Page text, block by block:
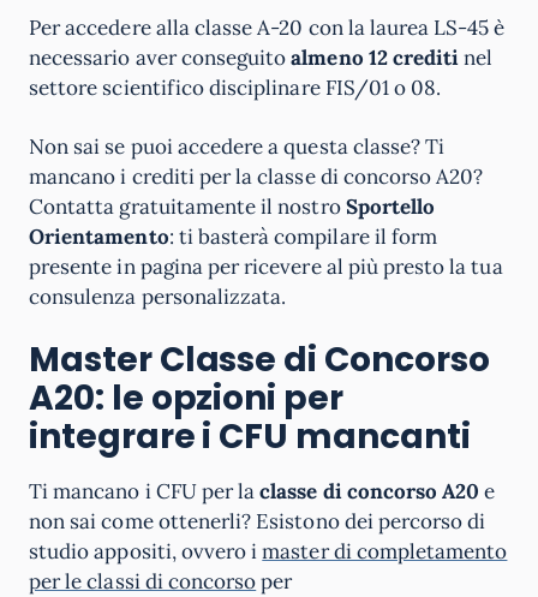
Per accedere alla classe A-20 con la laurea LS-45 è
necessario aver conseguitoalmeno 12 creditinel
settore scientifico disciplinare FIS/01 o 08.
Non sai se puoi accedere a questa classe? Ti
mancano i crediti per la classe di concorso A20?
Contatta gratuitamente il nostroSportello
Orientamento: ti basterà compilare il form
presente in pagina per ricevere al più presto la tua
consulenza personalizzata.
Master Classe di Concorso
A20: le opzioni per
integrare i CFU mancanti
Ti mancano i CFU per laclasse di concorso A20e
non sai come ottenerli? Esistono dei percorso di
studio appositi, ovvero imaster di completamento
per le classi di concorsoper